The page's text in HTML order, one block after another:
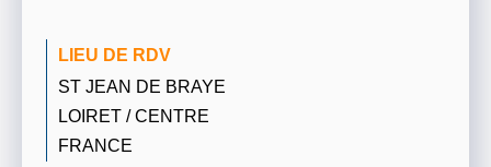
LIEU DE RDV
ST JEAN DE BRAYE
LOIRET / CENTRE
FRANCE